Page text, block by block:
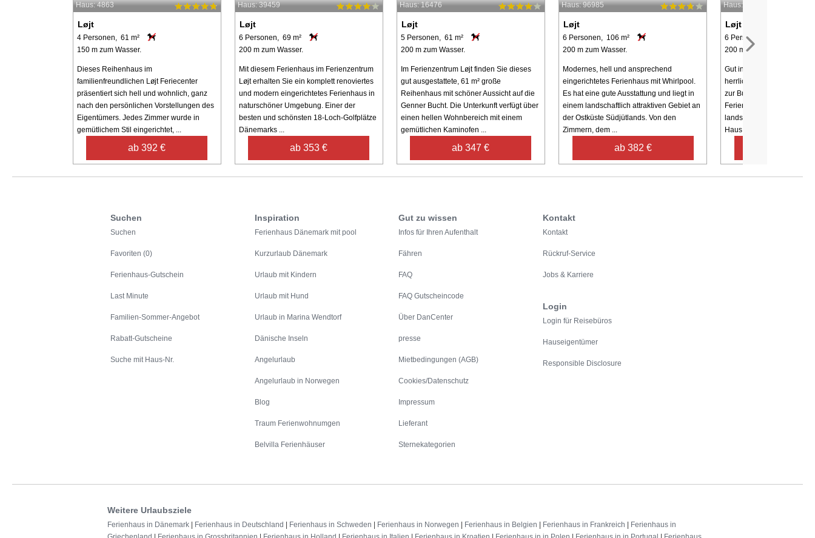
Haus: 4863
Løjt
4 Personen, 61 m²
150 m zum Wasser.
Dieses Reihenhaus im
familienfreundlichen Løjt Feriecenter
präsentiert sich hell und wohnlich, ganz
nach den persönlichen Vorstellungen des
Eigentümers. Jedes Zimmer wurde in
gemütlichem Stil eingerichtet, ...
ab 392 €
Haus: 39459
Løjt
6 Personen, 69 m²
200 m zum Wasser.
Mit diesem Ferienhaus im Ferienzentrum
Løjt erhalten Sie ein komplett renoviertes
und modern eingerichtetes Ferienhaus in
naturschöner Umgebung. Einer der
besten und schönsten 18-Loch-Golfplätze
Dänemarks ...
ab 353 €
Haus: 16476
Løjt
5 Personen, 61 m²
200 m zum Wasser.
Im Ferienzentrum Løjt finden Sie dieses
gut ausgestattete, 61 m² große
Reihenhaus mit schöner Aussicht auf die
Genner Bucht. Die Unterkunft verfügt über
einen hellen Wohnbereich mit einem
gemütlichen Kaminofen ...
ab 347 €
Haus: 96985
Løjt
6 Personen, 106 m²
200 m zum Wasser.
Modernes, hell und ansprechend
eingerichtetes Ferienhaus mit Whirlpool.
Es hat eine gute Ausstattung und liegt in
einem landschaftlich attraktiven Gebiet an
der Ostküste Südjütlands. Von den
Zimmern, dem ...
ab 382 €
Haus: 9969
Løjt
6 Personen, 61 m²
200 m zum Wasser.
Gut instand gehaltenes
herrlicher Aussicht zum
zur Bucht von Genner.
Ferienhausgebiet Løjt
landschaftlicher reizvoller
Haus steht erhöht ...
Suchen
Suchen
Favoriten (0)
Ferienhaus-Gutschein
Last Minute
Familien-Sommer-Angebot
Rabatt-Gutscheine
Suche mit Haus-Nr.
Inspiration
Ferienhaus Dänemark mit pool
Kurzurlaub Dänemark
Urlaub mit Kindern
Urlaub mit Hund
Urlaub in Marina Wendtorf
Dänische Inseln
Angelurlaub
Angelurlaub in Norwegen
Blog
Traum Ferienwohnumgen
Belvilla Ferienhäuser
Gut zu wissen
Infos für Ihren Aufenthalt
Fähren
FAQ
FAQ Gutscheincode
Über DanCenter
presse
Mietbedingungen (AGB)
Cookies/Datenschutz
Impressum
Lieferant
Sternekategorien
Kontakt
Kontakt
Rückruf-Service
Jobs & Karriere
Login
Login für Reisebüros
Hauseigentümer
Responsible Disclosure
Weitere Urlaubsziele
Ferienhaus in Dänemark | Ferienhaus in Deutschland | Ferienhaus in Schweden | Ferienhaus in Norwegen | Ferienhaus in Belgien | Ferienhaus in Frankreich | Ferienhaus in